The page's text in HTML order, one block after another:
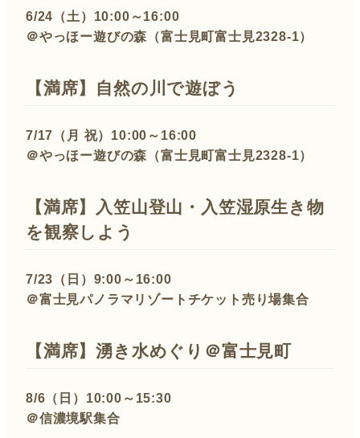
6/24（土）10:00～16:00
＠やっほー遊びの森（富士見町富士見2328-1）
【満席】 自然の川で遊ぼう
7/17（月 祝）10:00～16:00
＠やっほー遊びの森（富士見町富士見2328-1）
【満席】
入笠山登山・入笠湿原生き物
を観察しよう
7/23（日）9:00～16:00
＠富士見パノラマリゾートチケット売り場集合
【満席】湧き水めぐり＠富士見町
8/6（日）10:00～15:30
＠信濃境駅集合